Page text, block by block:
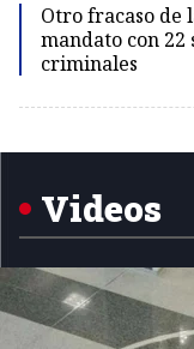
Otro fracaso de
mandato con 22
criminales
Videos